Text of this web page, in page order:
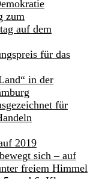
zum
auf dem
für das
in der
für
2019
sich – auf
freiem Himmel